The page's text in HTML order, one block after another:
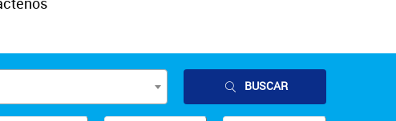
BUSCAR